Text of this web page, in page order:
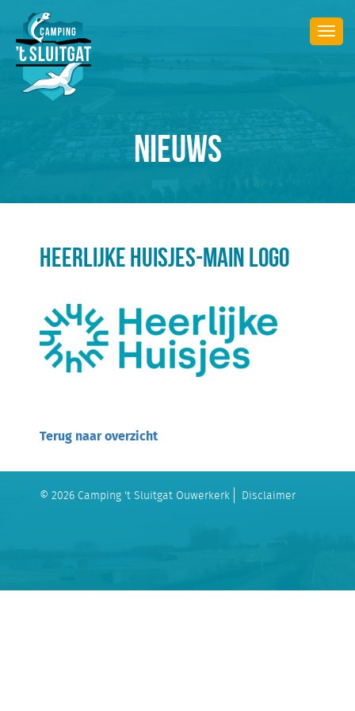
NIEUWS
HEERLIJKE HUISJES-MAIN LOGO
Terug naar overzicht
© 2026 Camping 't Sluitgat Ouwerkerk Disclaimer